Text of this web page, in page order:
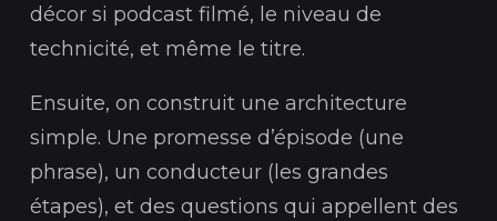
décor si podcast filmé, le niveau de
technicité, et même le titre.
Ensuite, on construit une architecture
simple. Une promesse d’épisode (une
phrase), un conducteur (les grandes
étapes), et des questions qui appellent des